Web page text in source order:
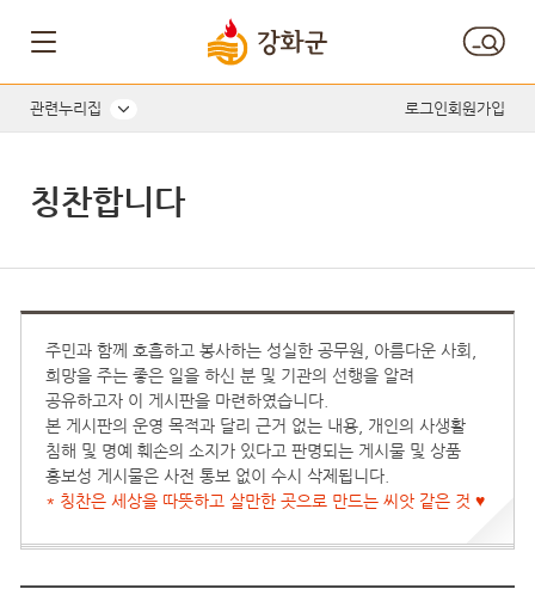
관련누리집 로그인회원가입
칭찬합니다
주민과 함께 호흡하고 봉사하는 성실한 공무원, 아름다운 사회,
희망을 주는 좋은 일을 하신 분 및 기관의 선행을 알려
공유하고자 이 게시판을 마련하였습니다.
본 게시판의 운영 목적과 달리 근거 없는 내용, 개인의 사생활
침해 및 명예 훼손의 소지가 있다고 판명되는 게시물 및 상품
홍보성 게시물은 사전 통보 없이 수시 삭제됩니다.
* 칭찬은 세상을 따뜻하고 살만한 곳으로 만드는 씨앗 같은 것 ♥